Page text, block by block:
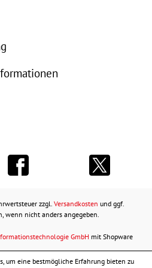
zzgl. Versandkosten und ggf.
wenn nicht anders angegeben.
GmbH mit Shopware
um eine bestmögliche Erfahrung bieten zu